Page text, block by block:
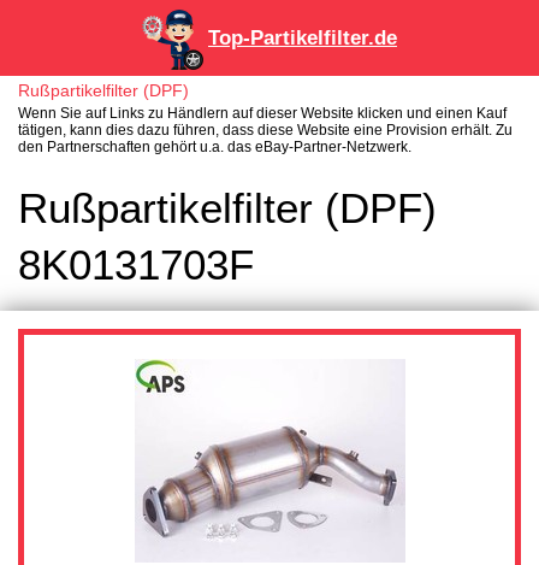
Top-Partikelfilter.de
Rußpartikelfilter (DPF)
Wenn Sie auf Links zu Händlern auf dieser Website klicken und einen Kauf
tätigen, kann dies dazu führen, dass diese Website eine Provision erhält. Zu
den Partnerschaften gehört u.a. das eBay-Partner-Netzwerk.
Rußpartikelfilter (DPF)
8K0131703F